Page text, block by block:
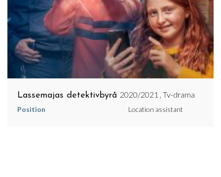
Lassemajas detektivbyrå 2020/2021 , Tv-drama
Position Location assistant